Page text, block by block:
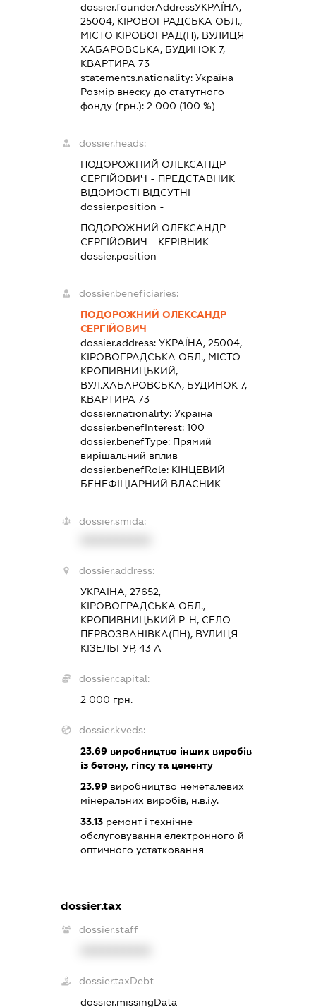
dossier.founderAddressУКРАЇНА,
25004, КІРОВОГРАДСЬКА ОБЛ.,
МІСТО КІРОВОГРАД(П), ВУЛИЦЯ
ХАБАРОВСЬКА, БУДИНОК 7,
КВАРТИРА 73
statements.nationality: Україна
Розмір внеску до статутного
фонду (грн.): 2 000 (100 %)
dossier.heads:
ПОДОРОЖНИЙ ОЛЕКСАНДР
СЕРГІЙОВИЧ - ПРЕДСТАВНИК
ВІДОМОСТІ ВІДСУТНІ
dossier.position -
ПОДОРОЖНИЙ ОЛЕКСАНДР
СЕРГІЙОВИЧ - КЕРІВНИК
dossier.position -
dossier.beneficiaries:
ПОДОРОЖНИЙ ОЛЕКСАНДР
СЕРГІЙОВИЧ
dossier.address: УКРАЇНА, 25004,
КІРОВОГРАДСЬКА ОБЛ., МІСТО
КРОПИВНИЦЬКИЙ,
ВУЛ.ХАБАРОВСЬКА, БУДИНОК 7,
КВАРТИРА 73
dossier.nationality: Україна
dossier.benefInterest: 100
dossier.benefType: Прямий
вирішальний вплив
dossier.benefRole: КІНЦЕВИЙ
БЕНЕФІЦІАРНИЙ ВЛАСНИК
dossier.smida:
dossier.address:
УКРАЇНА, 27652,
КІРОВОГРАДСЬКА ОБЛ.,
КРОПИВНИЦЬКИЙ Р-Н, СЕЛО
ПЕРВОЗВАНІВКА(ПН), ВУЛИЦЯ
КІЗЕЛЬГУР, 43 А
dossier.capital:
2 000 грн.
dossier.kveds:
23.69виробництво інших виробів
із бетону, гіпсу та цементу
23.99виробництво неметалевих
мінеральних виробів, н.в.і.у.
33.13ремонт і технічне
обслуговування електронного й
оптичного устатковання
dossier.tax
dossier.staff
dossier.taxDebt
dossier.missingData